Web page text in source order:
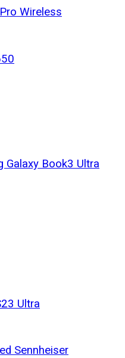
Wireless
Galaxy Book3 Ultra
Ultra
Sennheiser